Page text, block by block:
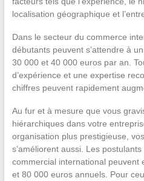
localisation géographique et
Dans le secteur du commerce
débutants peuvent s’attendre à
30 000 et 40 000 euros par an.
d’expérience et une expertise
chiffres peuvent rapidement
Au fur et à mesure que vous
hiérarchiques dans votre
organisation plus prestigieuse,
s’améliorent aussi. Les
commercial international peuvent
et 80 000 euros annuels. Pour